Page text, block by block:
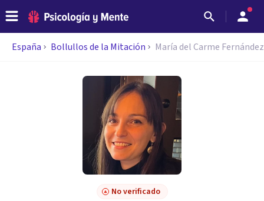
España Bollullos de la Mitación María del Carme
No verificado